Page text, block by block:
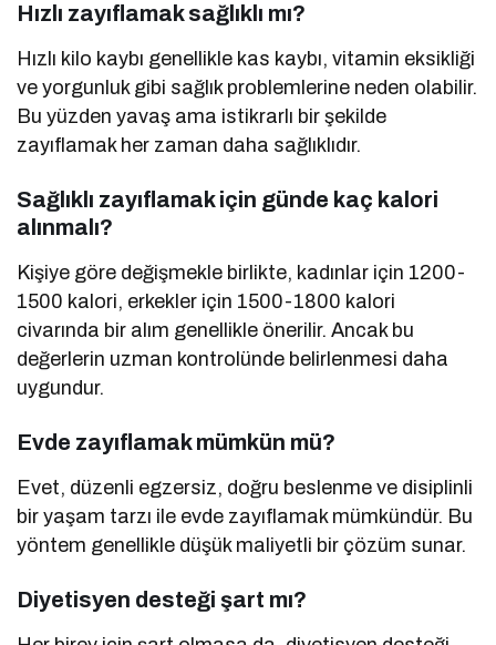
Hızlı zayıflamak sağlıklı mı?
Hızlı kilo kaybı genellikle kas kaybı, vitamin eksikliği
ve yorgunluk gibi sağlık problemlerine neden olabilir.
Bu yüzden yavaş ama istikrarlı bir şekilde
zayıflamak her zaman daha sağlıklıdır.
Sağlıklı zayıflamak için günde kaç kalori
alınmalı?
Kişiye göre değişmekle birlikte, kadınlar için 1200-
1500 kalori, erkekler için 1500-1800 kalori
civarında bir alım genellikle önerilir. Ancak bu
değerlerin uzman kontrolünde belirlenmesi daha
uygundur.
Evde zayıflamak mümkün mü?
Evet, düzenli egzersiz, doğru beslenme ve disiplinli
bir yaşam tarzı ile evde zayıflamak mümkündür. Bu
yöntem genellikle düşük maliyetli bir çözüm sunar.
Diyetisyen desteği şart mı?